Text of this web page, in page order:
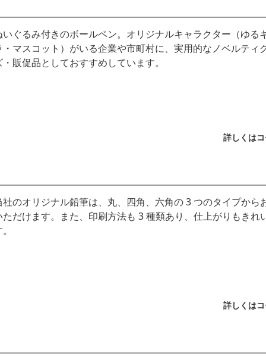
いぐるみ付きのボールペン。オリジナルキャラクター（ゆる
・マスコット）がいる企業や市町村に、実用的なノベルティ
・販促品としておすすめしています。
詳しくは
社のオリジナル鉛筆は、丸、四角、六角の 3 つのタイプから
ただけます。また、印刷方法も 3 種類あり、仕上がりもきれ
詳しくは